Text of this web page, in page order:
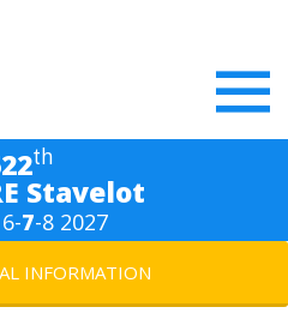
th
Stavelot
7-8 2027
INFORMATION